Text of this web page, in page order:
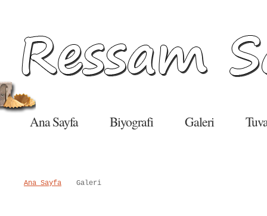
Ana Sayfa Biyografi Galeri
Ana Sayfa Galeri